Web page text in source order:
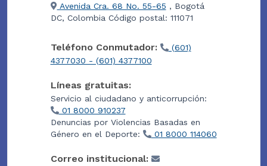
Avenida Cra. 68 No. 55-65 , Bogotá
DC, Colombia Código postal: 111071
Teléfono Conmutador:
(601)
4377030 - (601) 4377100
Líneas gratuitas:
Servicio al ciudadano y anticorrupción:
01 8000 910237
Denuncias por Violencias Basadas en
Género en el Deporte:
01 8000 114060
Correo institucional: